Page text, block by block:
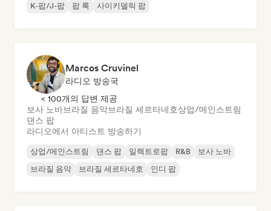
K-팝/J-팝
팝 록 사이키델릭 팝
Marcos Cruvinel
라디오 방송국
< 100개의 답변 제공
보사 노바브라질 음악브라질 세르타네호상업/메인스트림
댄스 팝
라디오에서 아티스트 방송하기
상업/메인스트림 댄스 팝 일렉트로팝 R&B
보사 노바
브라질 음악
브라질 세르타네호 인디 팝